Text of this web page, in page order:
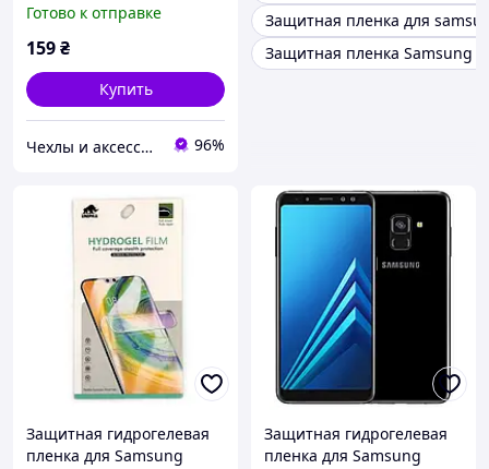
plus 2018
Готово к отправке
159₴
Купить
Чехлы и аксессуары | Mob4 96%
Защитная пленка для
Защитная пленка Samsung
Защитная гидрогелевая
пленка для Samsung
Защитная гидрогелевая
пленка для Samsung